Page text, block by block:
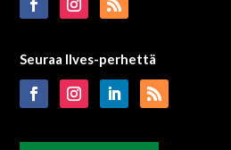
Seuraa Ilves-perhettä